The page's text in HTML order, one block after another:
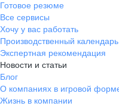
Готовое резюме
Все сервисы
Хочу у вас работать
Производственный календарь
Экспертная рекомендация
Новости и статьи
Блог
О компаниях в игровой
Жизнь в компании